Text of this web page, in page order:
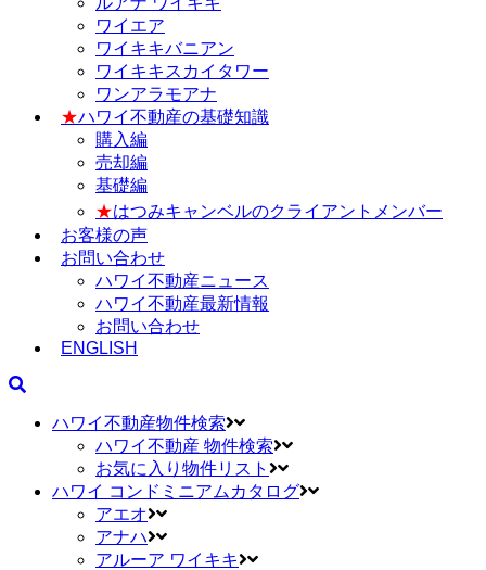
ワイエア
ワイキキバニアン
ワイキキスカイタワー
ワンアラモアナ
★ハワイ不動産の基礎知識
購入編
売却編
基礎編
★はつみキャンベルのクライアントメンバー
お客様の声
お問い合わせ
ハワイ不動産ニュース
ハワイ不動産最新情報
お問い合わせ
ENGLISH
ハワイ不動産物件検索
ハワイ不動産 物件検索
お気に入り物件リスト
ハワイ コンドミニアムカタログ
アエオ
アナハ
アルーア ワイキキ